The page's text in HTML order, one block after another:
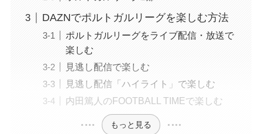
DAZNでポルトガルリーグを楽しむ方法
ポルトガルリーグをライブ配信・放送で
楽しむ
見逃し配信で楽しむ
見逃し配信「ハイライト」で楽しむ
内田篤人のFOOTBALL TIMEで楽しむ
もっと見る